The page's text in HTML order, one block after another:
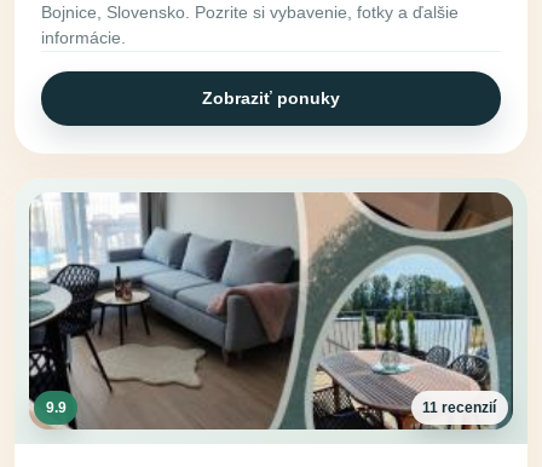
Bojnice, Slovensko. Pozrite si vybavenie, fotky a ďalšie
informácie.
Zobraziť ponuky
9.9 11 recenzií